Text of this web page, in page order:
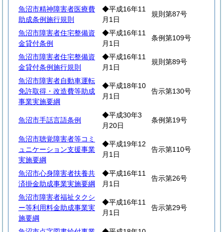
魚沼市精神障害者医療費
助成条例施行規則
◆平成16年11
月1日
規則第87号
魚沼市障害者住宅整備資
金貸付条例
◆平成16年11
月1日
条例第109号
魚沼市障害者住宅整備資
金貸付条例施行規則
◆平成16年11
月1日
規則第89号
魚沼市障害者自動車運転
免許取得・改造費等助成
事業実施要綱
◆平成18年10
月1日
告示第130号
魚沼市手話言語条例
◆平成30年3
月20日
条例第19号
魚沼市聴覚障害者等コミ
ュニケーション支援事業
実施要綱
◆平成19年12
月1日
告示第110号
魚沼市心身障害者扶養共
済掛金助成事業実施要綱
◆平成16年11
月1日
告示第26号
魚沼市障害者福祉タクシ
ー等利用料金助成事業実
施要綱
◆平成16年11
月1日
告示第29号